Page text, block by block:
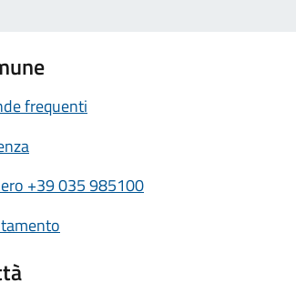
frequenti
+39 035 985100